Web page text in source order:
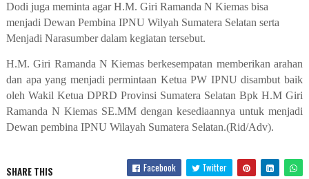
Dodi juga meminta agar H.M. Giri Ramanda N Kiemas bisa
menjadi Dewan Pembina IPNU Wilyah Sumatera Selatan serta
Menjadi Narasumber dalam kegiatan tersebut.
H.M. Giri Ramanda N Kiemas berkesempatan memberikan arahan
dan apa yang menjadi permintaan Ketua PW IPNU disambut baik
oleh Wakil Ketua DPRD Provinsi Sumatera Selatan Bpk H.M Giri
Ramanda N Kiemas SE.MM dengan kesediaannya untuk menjadi
Dewan pembina IPNU Wilayah Sumatera Selatan.(Rid/Adv).
SHARE THIS Facebook Twitter